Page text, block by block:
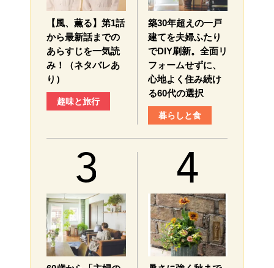
【風、薫る】第1話
から最新話までの
あらすじを一気読
み！（ネタバレあ
り）
趣味と旅行
築30年超えの一戸
建てを夫婦ふたり
でDIY刷新。全面リ
フォームせずに、
心地よく住み続け
る60代の選択
暮らしと食